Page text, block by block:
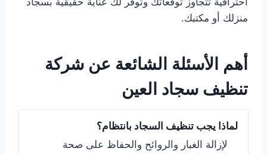
منزلك أو مكتبك.
أهم الأسئلة الشائعة عن شركة
تنظيف سجاد العين
لماذا يجب تنظيف السجاد بانتظام؟
لإزالة الغبار والروائح والحفاظ على صحة